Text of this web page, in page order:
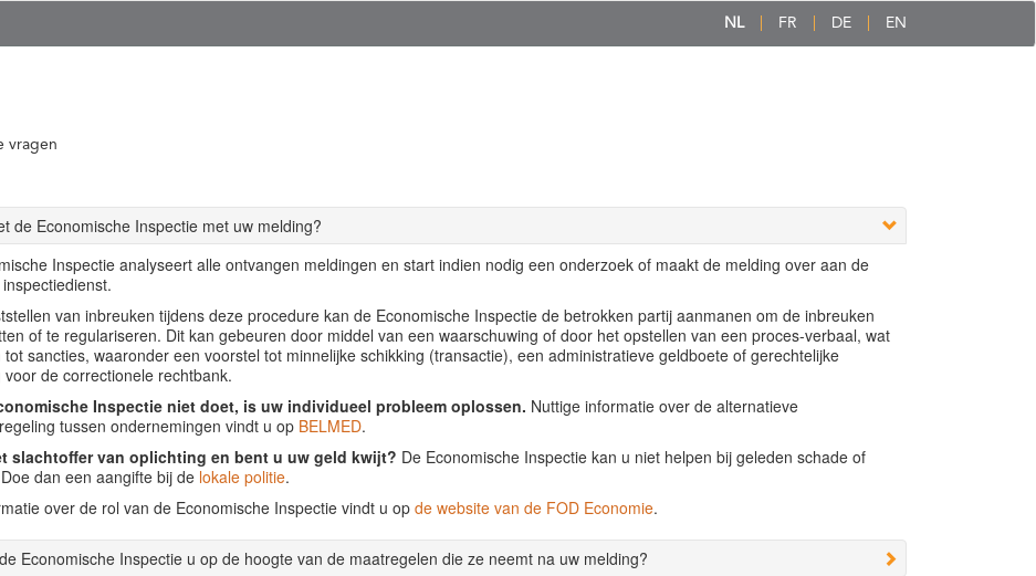
NL FR DE EN
vragen
de Economische Inspectie met uw melding?
Inspectie analyseert alle ontvangen meldingen en start indien nodig een onderzoek of maakt de melding over aan de
van inbreuken tijdens deze procedure kan de Economische Inspectie de betrokken partij aanmanen om de inbreuken
of te regulariseren. Dit kan gebeuren door middel van een waarschuwing of door het opstellen van een proces-verbaal, wat
tot sancties, waaronder een voorstel tot minnelijke schikking (transactie), een administratieve geldboete of gerechtelijke
voor de correctionele rechtbank.
Inspectie niet doet, is uw individueel probleem oplossen. Nuttige informatie over de alternatieve
tussen ondernemingen vindt u op BELMED.
slachtoffer van oplichting en bent u uw geld kwijt? De Economische Inspectie kan u niet helpen bij geleden schade of
dan een aangifte bij de lokale politie.
over de rol van de Economische Inspectie vindt u op de website van de FOD Economie.
Economische Inspectie u op de hoogte van de maatregelen die ze neemt na uw melding?